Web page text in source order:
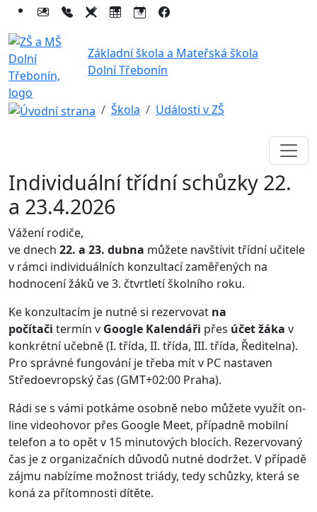
Základní škola a Mateřská škola
Dolní Třebonín
Škola Události v ZŠ
Individuální třídní schůzky 22.
a 23.4.2026
Vážení rodiče,
ve dnech 22. a 23. dubna můžete navštívit třídní učitele
v rámci individuálních konzultací zaměřených na
hodnocení žáků ve 3. čtvrtletí školního roku.
Ke konzultacím je nutné si rezervovat na
počítači termín v Google Kalendáři přes účet žáka v
konkrétní učebně (I. třída, II. třída, III. třída, Ředitelna).
Pro správné fungování je třeba mít v PC nastaven
Středoevropský čas (GMT+02:00 Praha).
Rádi se s vámi potkáme osobně nebo můžete využít on-
line videohovor přes Google Meet, případně mobilní
telefon a to opět v 15 minutových blocích. Rezervovaný
čas je z organizačních důvodů nutné dodržet. V případě
zájmu nabízíme možnost triády, tedy schůzky, která se
koná za přítomnosti dítěte.